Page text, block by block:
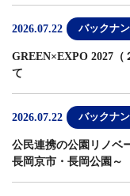
2026.07.22 バックナ
GREEN×EXPO 2027
て
2026.07.22 バックナ
公民連携の公園リノベ
長岡京市・長岡公園～